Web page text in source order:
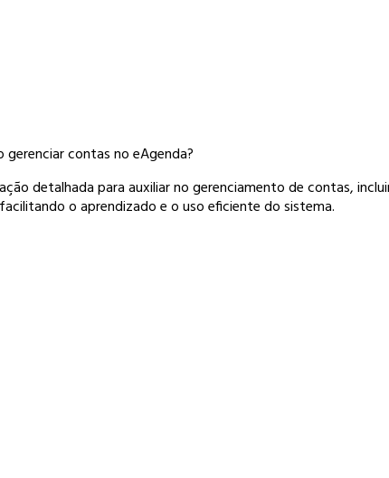
contas no eAgenda?
detalhada para auxiliar no gerenciamento de contas,
o aprendizado e o uso eficiente do sistema.